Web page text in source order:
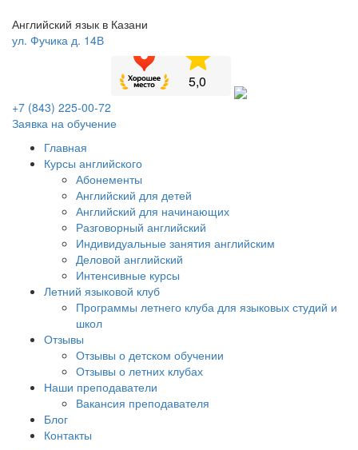
Английский язык в Казани
ул. Фучика д. 14В
+7 (843) 225-00-72
Заявка на обучение
Главная
Курсы английского
Абонементы
Английский для детей
Английский для начинающих
Разговорный английский
Индивидуальные занятия английским
Деловой английский
Интенсивные курсы
Летний языковой клуб
Программы летнего клуба для языковых студий и
школ
Отзывы
Отзывы о детском обучении
Отзывы о летних клубах
Наши преподаватели
Вакансия преподавателя
Блог
Контакты